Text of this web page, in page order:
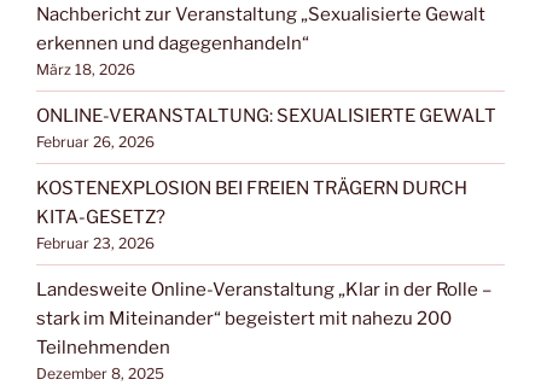
Nachbericht zur Veranstaltung „Sexualisierte Gewalt
erkennen und dagegenhandeln“
März 18, 2026
ONLINE-VERANSTALTUNG: SEXUALISIERTE GEWALT
Februar 26, 2026
KOSTENEXPLOSION BEI FREIEN TRÄGERN DURCH
KITA-GESETZ?
Februar 23, 2026
Landesweite Online-Veranstaltung „Klar in der Rolle –
stark im Miteinander“ begeistert mit nahezu 200
Teilnehmenden
Dezember 8, 2025